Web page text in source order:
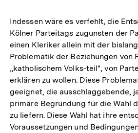
Indessen wäre es verfehlt, die
Kölner Parteitags zugunsten der
einen Kleriker allein mit der
Problematik der Beziehungen von
„katholischem Volks-teil", von
erklären zu wollen. Diese
geeignet, die ausschlaggebende,
primäre Begründung für die Wahl
zu liefern. Diese Wahl hat ihre
Voraussetzungen und